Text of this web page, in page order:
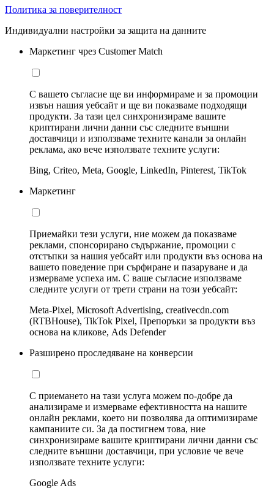
Политика за поверителност
Индивидуални настройки за защита на данните
Маркетинг чрез Customer Match
С вашето съгласие ще ви информираме и за промоции
извън нашия уебсайт и ще ви показваме подходящи
продукти. За тази цел синхронизираме вашите
криптирани лични данни със следните външни
доставчици и използваме техните канали за онлайн
реклама, ако вече използвате техните услуги:
Bing, Criteo, Meta, Google, LinkedIn, Pinterest, TikTok
Маркетинг
Приемайки тези услуги, ние можем да показваме
реклами, спонсорирано съдържание, промоции с
отстъпки за нашия уебсайт или продукти въз основа на
вашето поведение при сърфиране и пазаруване и да
измерваме успеха им. С ваше съгласие използваме
следните услуги от трети страни на този уебсайт:
Meta-Pixel, Microsoft Advertising, creativecdn.com
(RTBHouse), TikTok Pixel, Препоръки за продукти въз
основа на кликове, Ads Defender
Разширено проследяване на конверсии
С приемането на тази услуга можем по-добре да
анализираме и измерваме ефективността на нашите
онлайн реклами, което ни позволява да оптимизираме
кампаниите си. За да постигнем това, ние
синхронизираме вашите криптирани лични данни със
следните външни доставчици, при условие че вече
използвате техните услуги:
Google Ads